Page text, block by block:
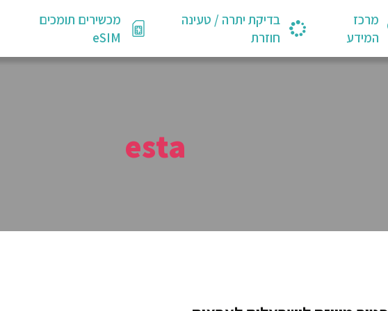
מרכז
המידע
בדיקת יתרה / טעינה
חוזרת
מכשירים תומכים
eSIM
esta